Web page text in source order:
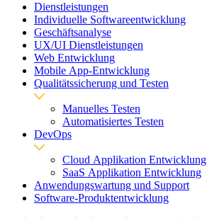
Dienstleistungen
Individuelle Softwareentwicklung
Geschäftsanalyse
UX/UI Dienstleistungen
Web Entwicklung
Mobile App-Entwicklung
Qualitätssicherung und Testen
Manuelles Testen
Automatisiertes Testen
DevOps
Cloud Applikation Entwicklung
SaaS Applikation Entwicklung
Anwendungswartung und Support
Software-Produktentwicklung